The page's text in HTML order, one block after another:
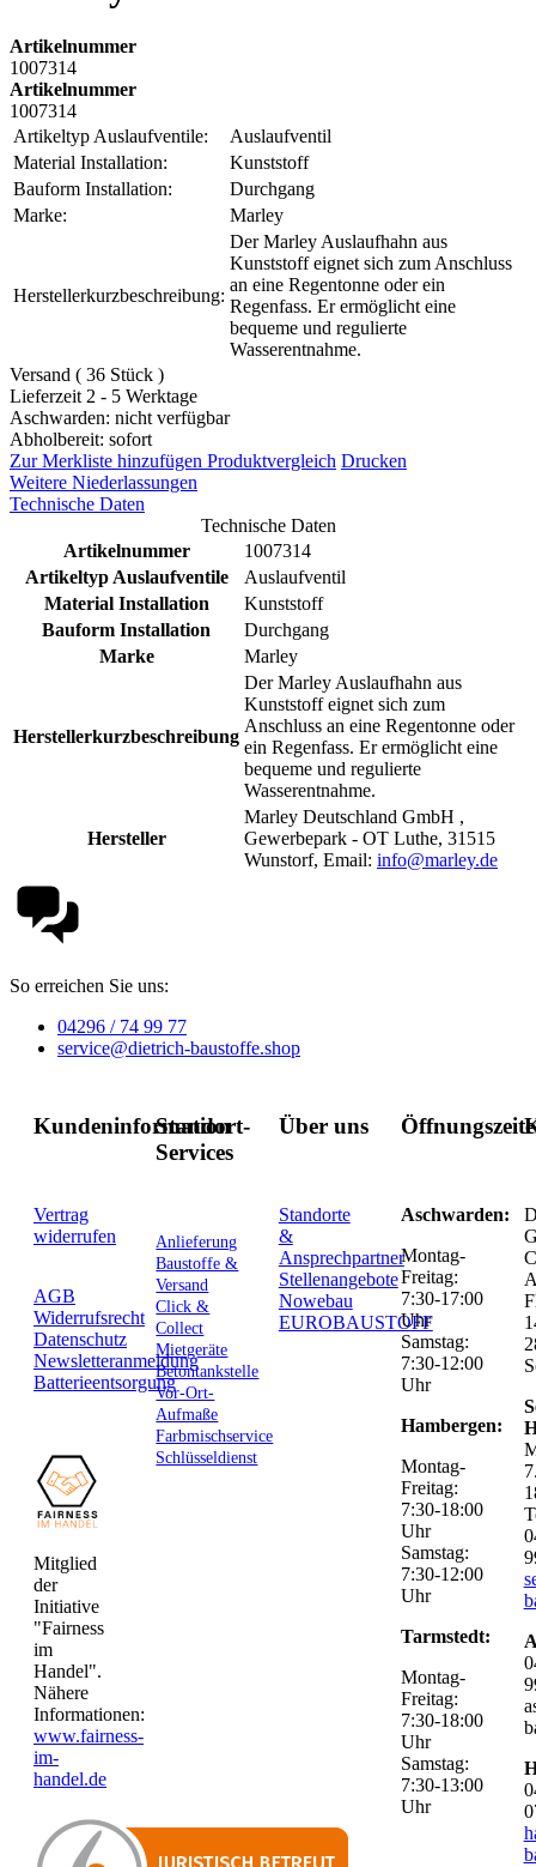
Artikelnummer
1007314
Artikelnummer
1007314
Artikeltyp Auslaufventile:
Auslaufventil
Material Installation:
Kunststoff
Bauform Installation:
Durchgang
Marke:
Marley
Herstellerkurzbeschreibung:
Der Marley Auslaufhahn aus
Kunststoff eignet sich zum Anschluss
an eine Regentonne oder ein
Regenfass. Er ermöglicht eine
bequeme und regulierte
Wasserentnahme.
Versand ( 36 Stück )
Lieferzeit 2 - 5 Werktage
Aschwarden: nicht verfügbar
Abholbereit: sofort
Zur Merkliste hinzufügen Produktvergleich Drucken
Weitere Niederlassungen
Technische Daten
Technische Daten
Artikelnummer
1007314
Artikeltyp Auslaufventile
Auslaufventil
Material Installation
Kunststoff
Bauform Installation
Durchgang
Marke
Marley
Herstellerkurzbeschreibung
Der Marley Auslaufhahn aus
Kunststoff eignet sich zum
Anschluss an eine Regentonne oder
ein Regenfass. Er ermöglicht eine
bequeme und regulierte
Wasserentnahme.
Hersteller
Marley Deutschland GmbH ,
Gewerbepark - OT Luthe, 31515
Wunstorf, Email: info@marley.de
So erreichen Sie uns:
04296 / 74 99 77
service@dietrich-baustoffe.shop
Kundeninformation
Vertrag
widerrufen
AGB
Widerrufsrecht
Datenschutz
Newsletteranmeldung
Batterieentsorgung
Mitglied
der
Initiative
"Fairness
im
Handel".
Nähere
Informationen:
www.fairness-
im-
handel.de
Standort-
Services
Anlieferung
Baustoffe &
Versand
Click &
Collect
Mietgeräte
Betontankstelle
Vor-Ort-
Aufmaße
Farbmischservice
Schlüsseldienst
Über uns
Standorte
&
Ansprechpartner
Stellenangebote
Nowebau
EUROBAUSTOFF
Aschwarden:
Montag-
Freitag:
7:30-17:00
Uhr
Samstag:
7:30-12:00
Uhr
Hambergen:
Montag-
Freitag:
7:30-18:00
Uhr
Samstag:
7:30-12:00
Uhr
Tarmstedt:
Montag-
Freitag:
7:30-18:00
Uhr
Samstag:
7:30-13:00
Uhr